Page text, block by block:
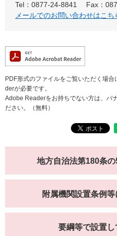
Tel：0877-24-8841
Fax：
メールでのお問い合わせはこち
PDF形式のファイルをご覧いただく場
derが必要です。
Adobe Readerをお持ちでない方は、バ
ださい。（無料）
地方自治法第180条
附属機関設置条例
要綱等で設置